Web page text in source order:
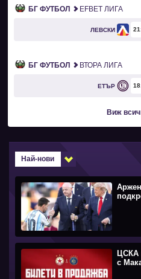
БГ ФУТБОЛ EFBET ЛИГА
ЛЕВСКИ 21
БГ ФУТБОЛ ВТОРА ЛИГА
ЕТЪР 18
Виж
Най-нови
ЦСКА
с